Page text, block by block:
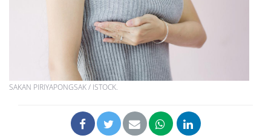
SAKAN PIRIYAPONGSAK / ISTOCK.